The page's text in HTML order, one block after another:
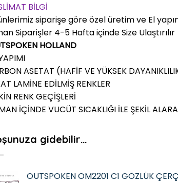
BİLGİ
siparişe göre özel üretim ve El
Siparişler 4-5 Hafta içinde Size Ulaştırılır
HOLLAND
ASETAT (HAFİF VE YÜKSEK
LAMİNE EDİLMİŞ RENKLER
RENK GEÇİŞLERİ
İÇİNDE VUCÜT SICAKLIĞI İLE ŞEKİL
gidebilir…
OUTSPOKEN OM2201 C1 GÖZLÜK